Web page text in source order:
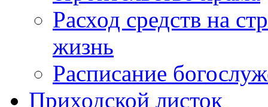
Расход средств на
жизнь
Расписание
Приходской листок